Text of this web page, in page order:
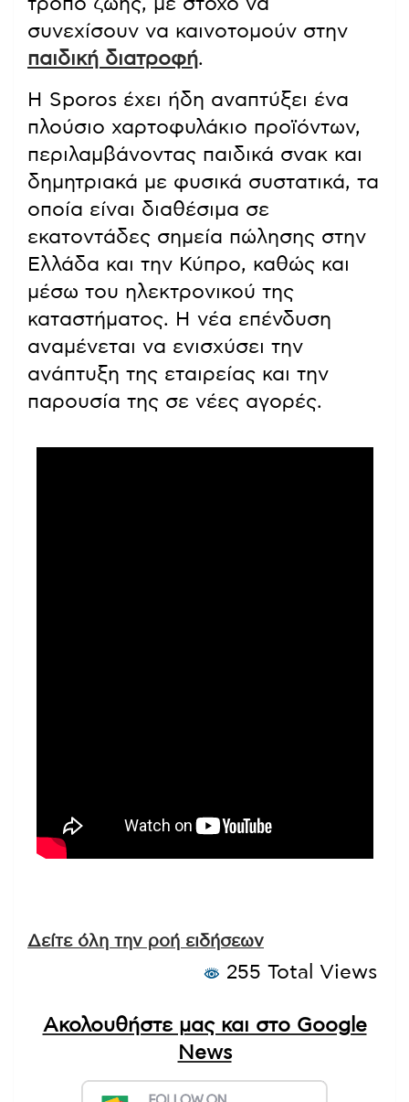
συνεχίσουν να καινοτομούν στην
παιδική διατροφή.
Η Sporos έχει ήδη αναπτύξει ένα
πλούσιο χαρτοφυλάκιο προϊόντων,
περιλαμβάνοντας παιδικά σνακ και
δημητριακά με φυσικά συστατικά, τα
οποία είναι διαθέσιμα σε
εκατοντάδες σημεία πώλησης στην
Ελλάδα και την Κύπρο, καθώς και
μέσω του ηλεκτρονικού της
καταστήματος. Η νέα επένδυση
αναμένεται να ενισχύσει την
ανάπτυξη της εταιρείας και την
παρουσία της σε νέες αγορές.
Δείτε όλη την ροή ειδήσεων
255 Total Views
Ακολουθήστε μας και στο Google
News